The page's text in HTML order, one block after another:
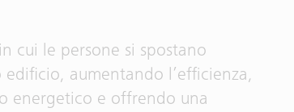
cui le persone si spostano
edificio, aumentando l’efficienza,
energetico e offrendo una